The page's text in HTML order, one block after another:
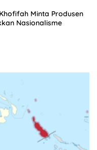
Minta Produsen
Nasionalisme